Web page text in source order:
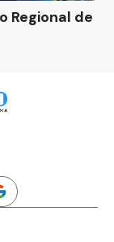
Regional de